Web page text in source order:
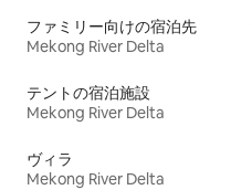
ファミリー向けの宿泊先
Mekong River Delta
テントの宿泊施設
Mekong River Delta
ヴィラ
Mekong River Delta